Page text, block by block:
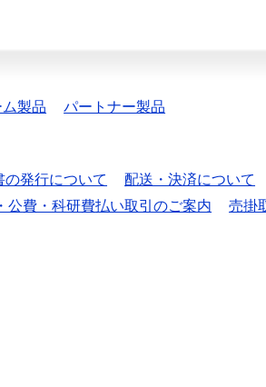
製品 パートナー製品
の発行について 配送・決済について
公費・科研費払い取引のご案内 売掛